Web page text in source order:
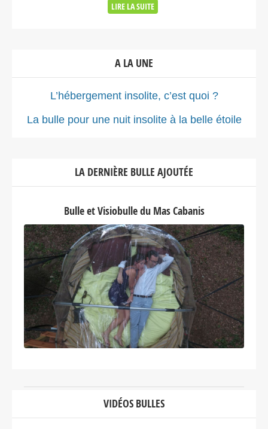
LIRE LA SUITE
A LA UNE
L’hébergement insolite, c’est quoi ?
La bulle pour une nuit insolite à la belle étoile
LA DERNIÈRE BULLE AJOUTÉE
Bulle et Visiobulle du Mas Cabanis
VIDÉOS BULLES